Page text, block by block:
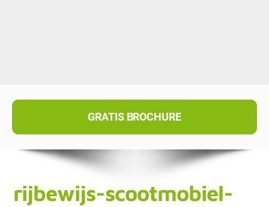
GRATIS BROCHURE
rijbewijs-scootmobiel-